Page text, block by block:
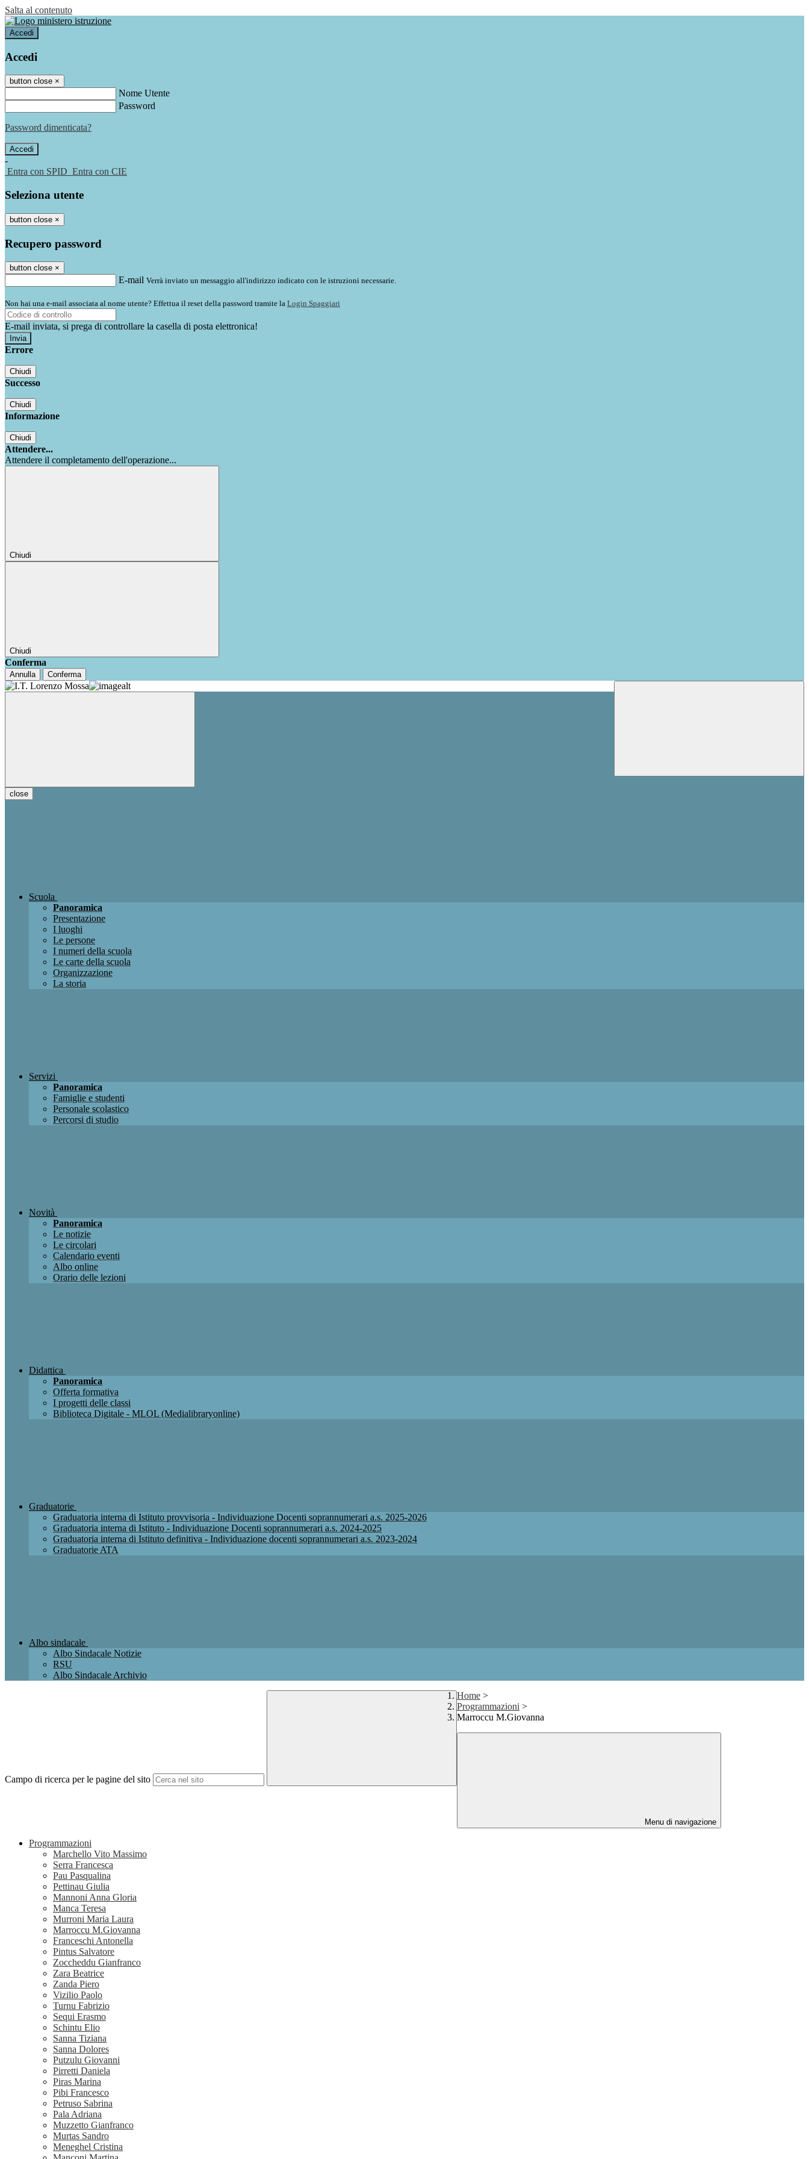
Salta al contenuto
Accedi
Accedi
button close ×
Nome Utente
Password
Password dimenticata?
-
Entra con SPID Entra con CIE
Seleziona utente
button close ×
Recupero password
button close ×
E-mail Verrà inviato un messaggio all'indirizzo indicato con le istruzioni necessarie.
Non hai una e-mail associata al nome utente? Effettua il reset della password tramite la Login Spaggiari
E-mail inviata, si prega di controllare la casella di posta elettronica!
Errore
Chiudi
Successo
Chiudi
Informazione
Chiudi
Attendere...
Attendere il completamento dell'operazione...
Chiudi
Chiudi
Conferma
Annulla Conferma
close
Scuola
Panoramica
Presentazione
I luoghi
Le persone
I numeri della scuola
Le carte della scuola
Organizzazione
La storia
Servizi
Panoramica
Famiglie e studenti
Personale scolastico
Percorsi di studio
Novità
Panoramica
Le notizie
Le circolari
Calendario eventi
Albo online
Orario delle lezioni
Didattica
Panoramica
Offerta formativa
I progetti delle classi
Biblioteca Digitale - MLOL (Medialibraryonline)
Graduatorie
Graduatoria interna di Istituto provvisoria - Individuazione Docenti soprannumerari a.s. 2025-2026
Graduatoria interna di Istituto - Individuazione Docenti soprannumerari a.s. 2024-2025
Graduatoria interna di Istituto definitiva - Individuazione docenti soprannumerari a.s. 2023-2024
Graduatorie ATA
Albo sindacale
Albo Sindacale Notizie
RSU
Albo Sindacale Archivio
Campo di ricerca per le pagine del sito
Home >
Programmazioni >
Marroccu M.Giovanna
Menu di navigazione
Programmazioni
Marchello Vito Massimo
Serra Francesca
Pau Pasqualina
Pettinau Giulia
Mannoni Anna Gloria
Manca Teresa
Murroni Maria Laura
Marroccu M.Giovanna
Franceschi Antonella
Pintus Salvatore
Zoccheddu Gianfranco
Zara Beatrice
Zanda Piero
Vizilio Paolo
Turnu Fabrizio
Sequi Erasmo
Schintu Elio
Sanna Tiziana
Sanna Dolores
Putzulu Giovanni
Pirretti Daniela
Piras Marina
Pibi Francesco
Petruso Sabrina
Pala Adriana
Muzzetto Gianfranco
Murtas Sandro
Meneghel Cristina